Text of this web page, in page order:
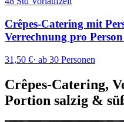
Crêpes-Catering mit
Verrechnung pro
31,50 €· ab 30 Personen
Crêpes-Catering,
Portion salzig &